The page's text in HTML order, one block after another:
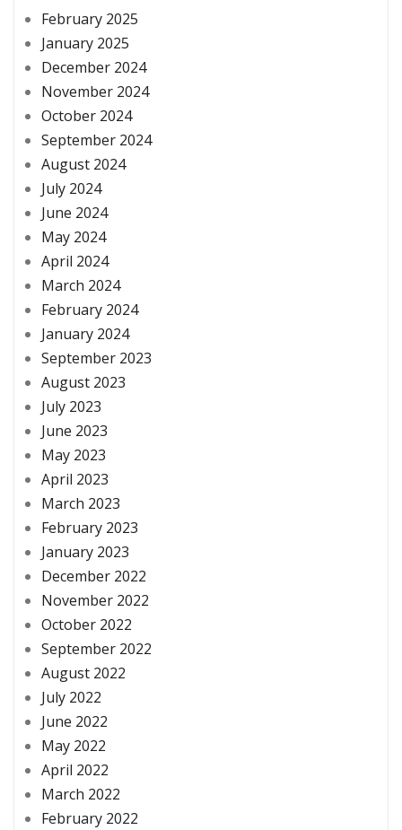
February 2025
January 2025
December 2024
November 2024
October 2024
September 2024
August 2024
July 2024
June 2024
May 2024
April 2024
March 2024
February 2024
January 2024
September 2023
August 2023
July 2023
June 2023
May 2023
April 2023
March 2023
February 2023
January 2023
December 2022
November 2022
October 2022
September 2022
August 2022
July 2022
June 2022
May 2022
April 2022
March 2022
February 2022